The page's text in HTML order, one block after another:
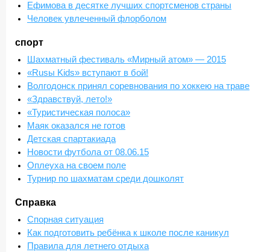
Ефимова в десятке лучших спортсменов страны
Человек увлеченный флорболом
спорт
Шахматный фестиваль «Мирный атом» — 2015
«Rusы Kids» вступают в бой!
Волгодонск принял соревнования по хоккею на траве
«Здравствуй, лето!»
«Туристическая полоса»
Маяк оказался не готов
Детская спартакиада
Новости футбола от 08.06.15
Оплеуха на своем поле
Турнир по шахматам среди дошколят
Справка
Спорная ситуация
Как подготовить ребёнка к школе после каникул
Правила для летнего отдыха